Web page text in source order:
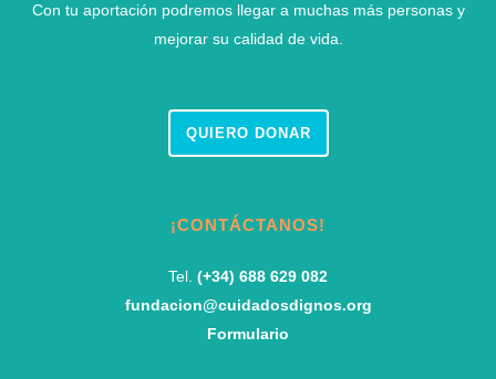
Con tu aportación podremos llegar a muchas más personas y
mejorar su calidad de vida.
QUIERO DONAR
¡CONTÁCTANOS!
Tel. (+34) 688 629 082
fundacion@cuidadosdignos.org
Formulario